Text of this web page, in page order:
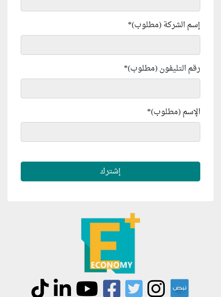
إسم الشركة (مطلوب)*
رقم التليفون (مطلوب)*
الإسم (مطلوب)*